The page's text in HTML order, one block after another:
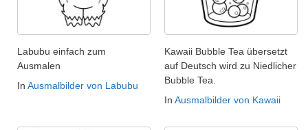
Labubu einfach zum
Ausmalen
In Ausmalbilder von Labubu
Kawaii Bubble Tea übersetzt
auf Deutsch wird zu Niedlicher
Bubble Tea.
In Ausmalbilder von Kawaii